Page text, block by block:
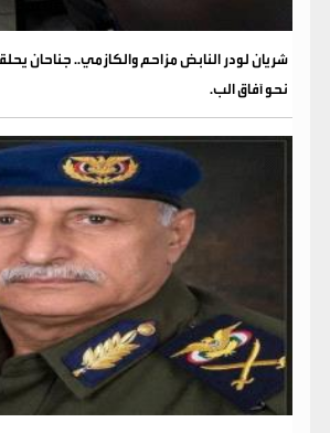
شريان لودر النابض مزاحم والكازمي.. جناحان
نحو آفاق الب.